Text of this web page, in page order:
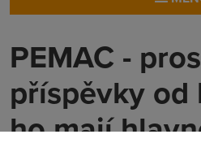
PEMAC -
příspěvky
ho mají